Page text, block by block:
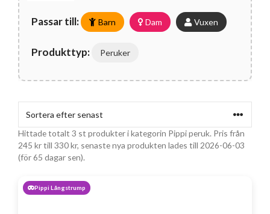
Passar till: Barn Dam Vuxen
Produkttyp: Peruker
Hittade totalt 3 st produkter i kategorin Pippi peruk. Pris från
245 krtill 330kr, senaste nya produkten lades till 2026-06-03
(för 65 dagar sen).
Pippi Långstrump